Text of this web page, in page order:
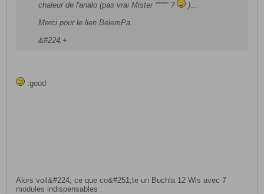
chaleur de l'analo (pas vrai Mister ****' ?
)...
Merci pour le lien BelemPa.
&#224;+
:good
Alors voil&#224; ce que co&#251;te un Buchla 12 Wls avec 7
modules indispensables :